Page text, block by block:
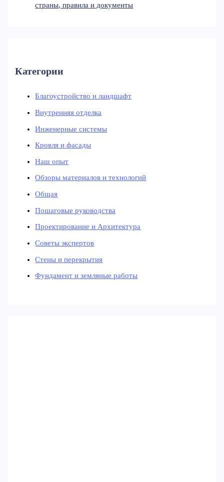
страны, правила и документы
Категории
Благоустройство и ландшафт
Внутренняя отделка
Инженерные системы
Кровля и фасады
Наш опыт
Обзоры материалов и технологий
Общая
Пошаговые руководства
Проектирование и Архитектура
Советы экспертов
Стены и перекрытия
Фундамент и земляные работы